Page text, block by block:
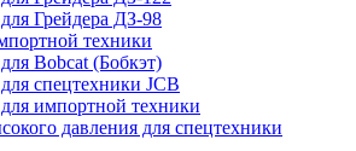
Грейдера ДЗ-98
техники
Bobcat (Бобкэт)
спецтехники JCB
импортной техники
давления для спецтехники